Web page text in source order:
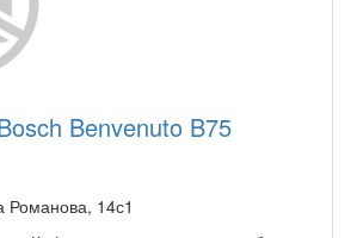
Benvenuto B75
Романова, 14с1